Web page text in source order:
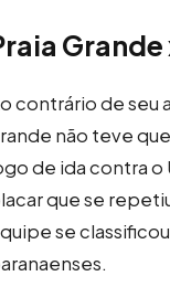
contrário de seu
não teve
de ida contra o
que se
se